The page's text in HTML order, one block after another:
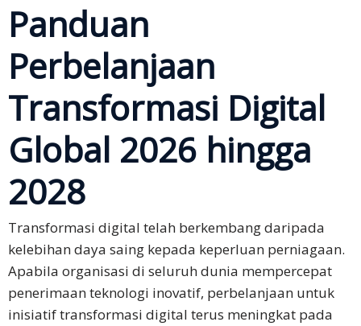
Panduan
Perbelanjaan
Transformasi Digital
Global 2026 hingga
2028
Transformasi digital telah berkembang daripada
kelebihan daya saing kepada keperluan perniagaan.
Apabila organisasi di seluruh dunia mempercepat
penerimaan teknologi inovatif, perbelanjaan untuk
inisiatif transformasi digital terus meningkat pada
Penyelesaian
Utama
Perbincangan
Perniagaan
Persidangan
Perniagaan
Bahasa
Bahasa
Cina
Ringkas